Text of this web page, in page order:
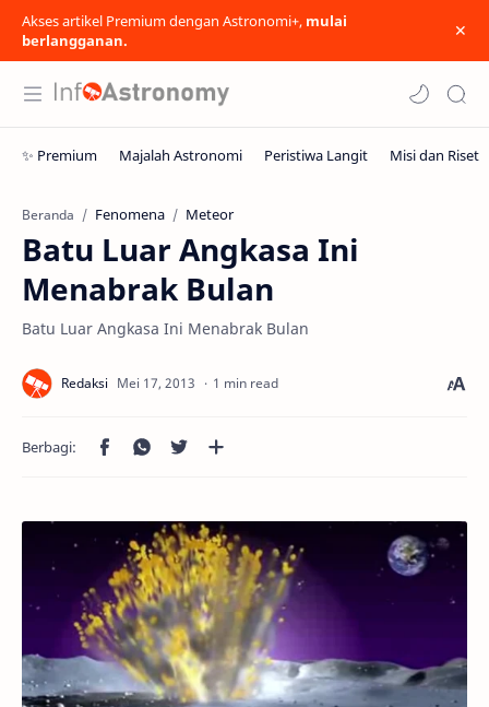
Akses artikel Premium dengan Astronomi+, mulai
berlangganan.
Beranda Fenomena Meteor
Batu Luar Angkasa Ini
Menabrak Bulan
Batu Luar Angkasa Ini Menabrak Bulan
1 min read